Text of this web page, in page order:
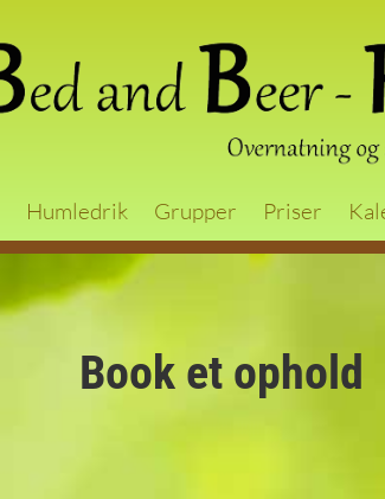
Humledrik Grupper Priser
Book et ophold